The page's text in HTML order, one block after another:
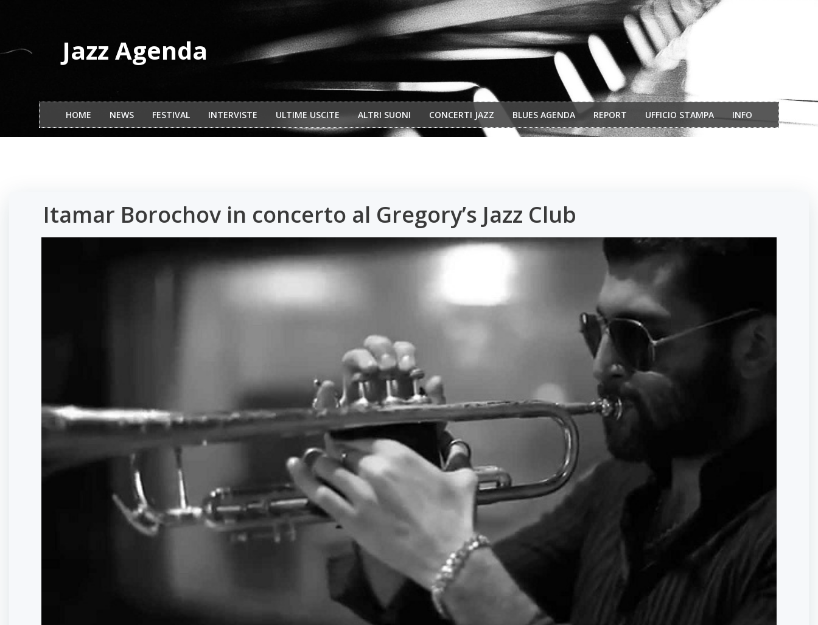
Jazz Agenda
HOME NEWS FESTIVAL INTERVISTE ULTIME USCITE ALTRI SUONI CONCERTI JAZZ BLUES AGENDA REPORT UFFICIO STAMPA INFO
Itamar Borochov in concerto al Gregory’s Jazz Club